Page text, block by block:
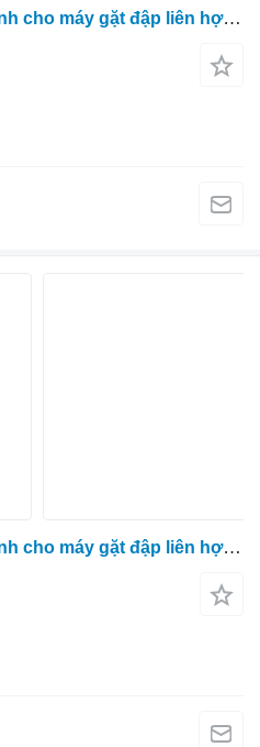
Sàng máy gặt liên hợp dành cho máy gặt đập liên hợp Massey Ferguson 7278
Sàng máy gặt liên hợp dành cho máy gặt đập liên hợp Massey Ferguson 38